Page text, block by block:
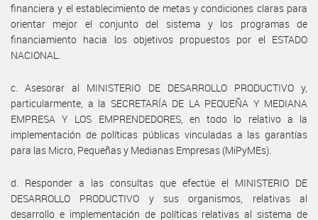
financiera y el establecimiento de metas y condiciones claras para
orientar mejor el conjunto del sistema y los programas de
financiamiento hacia los objetivos propuestos por el ESTADO
NACIONAL.
c. Asesorar al MINISTERIO DE DESARROLLO PRODUCTIVO y,
particularmente, a la SECRETARÍA DE LA PEQUEÑA Y MEDIANA
EMPRESA Y LOS EMPRENDEDORES, en todo lo relativo a la
implementación de políticas públicas vinculadas a las garantías
para las Micro, Pequeñas y Medianas Empresas (MiPyMEs).
d. Responder a las consultas que efectúe el MINISTERIO DE
DESARROLLO PRODUCTIVO y sus organismos, relativas al
desarrollo e implementación de políticas relativas al sistema de